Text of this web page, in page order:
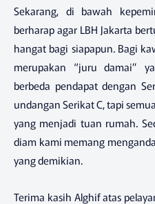
Sekarang, di bawah
berharap agar LBH Jakarta
hangat bagi siapapun. Bagi
merupakan “juru damai”
berbeda pendapat dengan
undangan Serikat C, tapi
yang menjadi tuan rumah.
diam kami memang
yang demikian.
Terima kasih Alghif atas